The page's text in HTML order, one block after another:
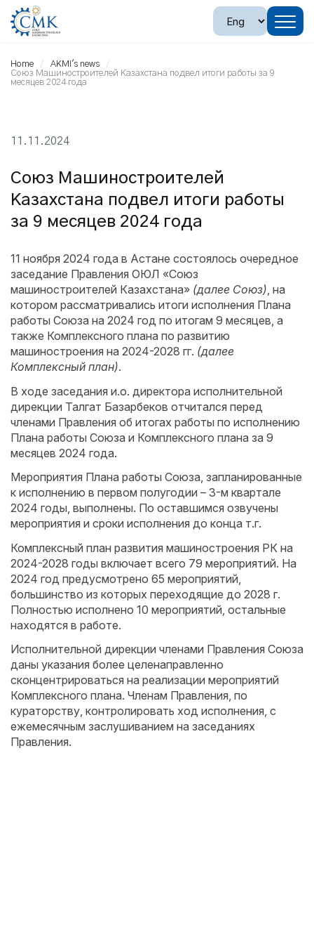
Home
AKMI's news
Союз Машиностроителей Казахстана подвел итоги работы за 9
месяцев 2024 года
11.11.2024
Союз Машиностроителей
Казахстана подвел итоги работы
за 9 месяцев 2024 года
11 ноября 2024 года в Астане состоялось очередное
заседание Правления ОЮЛ «Союз
машиностроителей Казахстана» (далее Союз), на
котором рассматривались итоги исполнения Плана
работы Союза на 2024 год по итогам 9 месяцев, а
также Комплексного плана по развитию
машиностроения на 2024-2028 гг. (далее
Комплексный план).
В ходе заседания и.о. директора исполнительной
дирекции Талгат Базарбеков отчитался перед
членами Правления об итогах работы по исполнению
Плана работы Союза и Комплексного плана за 9
месяцев 2024 года.
Мероприятия Плана работы Союза, запланированные
к исполнению в первом полугодии – 3-м квартале
2024 годы, выполнены. По оставшимся озвучены
мероприятия и сроки исполнения до конца т.г.
Комплексный план развития машиностроения РК на
2024-2028 годы включает всего 79 мероприятий. На
2024 год предусмотрено 65 мероприятий,
большинство из которых переходящие до 2028 г.
Полностью исполнено 10 мероприятий, остальные
находятся в работе.
Исполнительной дирекции членами Правления Союза
даны указания более целенаправленно
сконцентрироваться на реализации мероприятий
Комплексного плана. Членам Правления, по
кураторству, контролировать ход исполнения, с
ежемесячным заслушиванием на заседаниях
Правления.